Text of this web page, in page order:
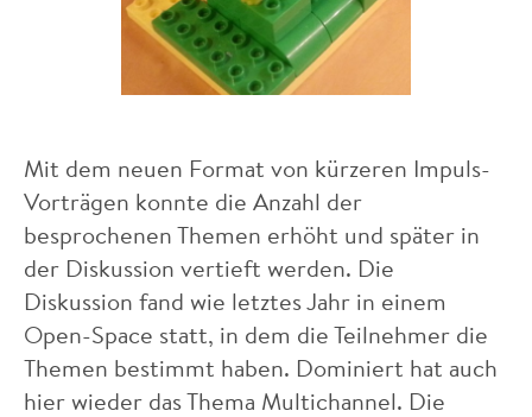
Mit dem neuen Format von kürzeren Impuls-
Vorträgen konnte die Anzahl der
besprochenen Themen erhöht und später in
der Diskussion vertieft werden. Die
Diskussion fand wie letztes Jahr in einem
Open-Space statt, in dem die Teilnehmer die
Themen bestimmt haben. Dominiert hat auch
hier wieder das Thema Multichannel. Die